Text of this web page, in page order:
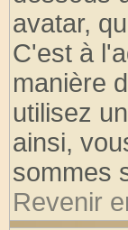
avatar,
C'est à
manière
utilisez
ainsi,
sommes
Revenir